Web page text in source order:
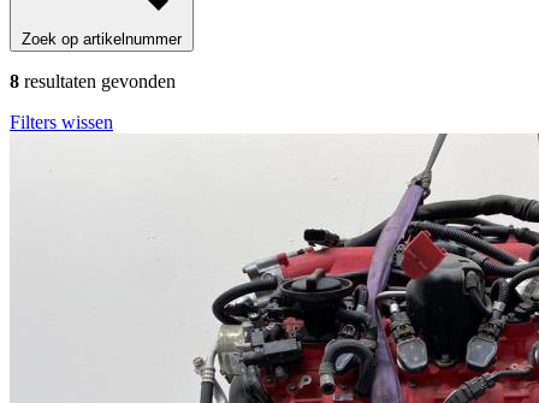
Zoek op artikelnummer
8 resultaten gevonden
Filters wissen